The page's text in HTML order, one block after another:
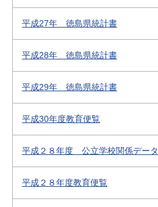
平成27年 徳島県統計書
平成28年 徳島県統計書
平成29年 徳島県統計書
平成30年度教育便覧
平成２８年度 公立学校関係データ
平成２８年度教育便覧